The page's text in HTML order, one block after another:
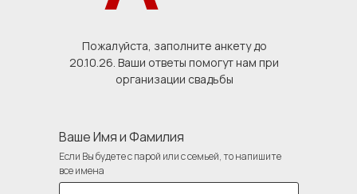
Пожалуйста, заполните анкету до
20.10.26. Ваши ответы помогут нам при
организации свадьбы
Ваше Имя и Фамилия
Если Вы будете с парой или с семьей, то напишите
все имена
Сждем